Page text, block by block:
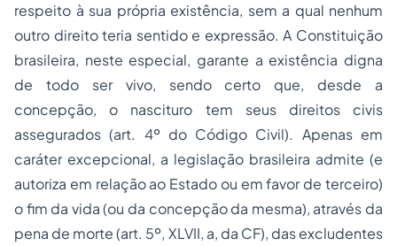
respeito à sua própria existência, sem a qual nenhum
outro direito teria sentido e expressão. A Constituição
brasileira, neste especial, garante a existência digna
de todo ser vivo, sendo certo que, desde a
concepção, o nascituro tem seus direitos civis
assegurados (art. 4º do Código Civil). Apenas em
caráter excepcional, a legislação brasileira admite (e
autoriza em relação ao Estado ou em favor de terceiro)
o fim da vida (ou da concepção da mesma), através da
pena de morte (art. 5º, XLVII, a, da CF), das excludentes